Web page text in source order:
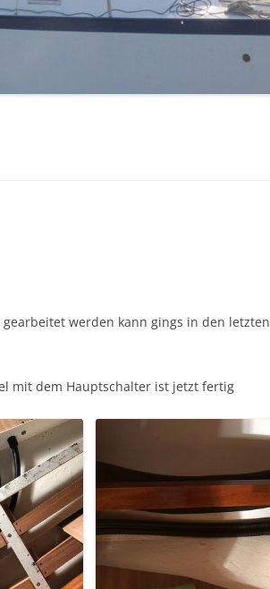
werden kann gings in den letzten
mit dem Hauptschalter ist jetzt fertig